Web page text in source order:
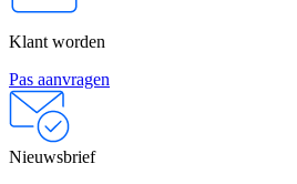
Klant worden
Pas aanvragen
Nieuwsbrief